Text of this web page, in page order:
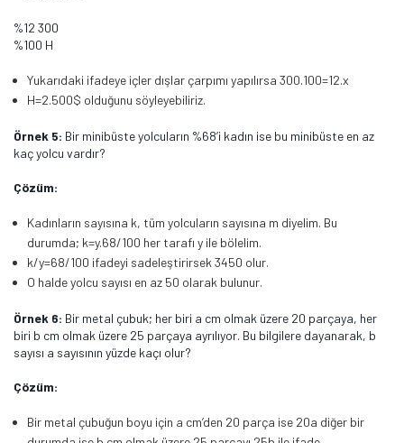
%12 300
%100 H
Yukarıdaki ifadeye içler dışlar çarpımı yapılırsa 300.100=12.x
H=2.500$ olduğunu söyleyebiliriz.
Örnek 5: Bir minibüste yolcuların %68’i kadın ise bu minibüste en az
kaç yolcu vardır?
Çözüm:
Kadınların sayısına k, tüm yolcuların sayısına m diyelim. Bu
durumda; k=y.68/100 her tarafı y ile bölelim.
k/y=68/100 ifadeyi sadeleştirirsek 3450 olur.
O halde yolcu sayısı en az 50 olarak bulunur.
Örnek 6: Bir metal çubuk; her biri a cm olmak üzere 20 parçaya, her
biri b cm olmak üzere 25 parçaya ayrılıyor. Bu bilgilere dayanarak, b
sayısı a sayısının yüzde kaçı olur?
Çözüm:
Bir metal çubuğun boyu için a cm’den 20 parça ise 20a diğer bir